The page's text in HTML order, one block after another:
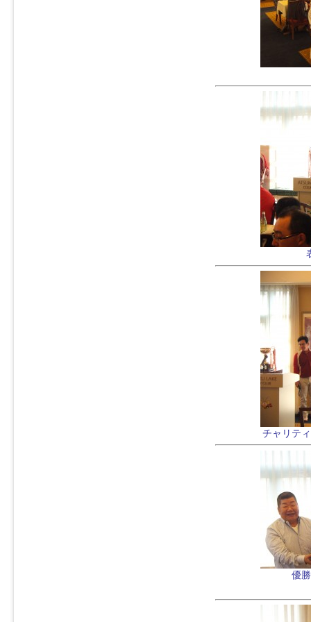
チャリテ
優